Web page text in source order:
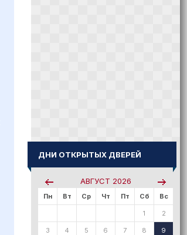
ДНИ ОТКРЫТЫХ ДВЕРЕЙ
АВГУСТ 2026
Пн Вт Ср Чт Пт Сб Вс
1 2
3 4 5 6 7 8 9